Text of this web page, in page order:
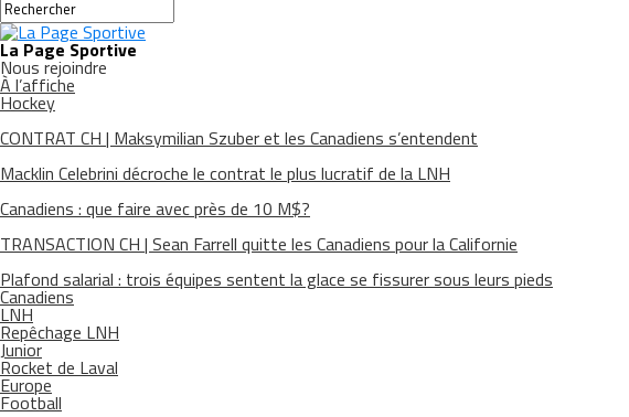
La Page Sportive
Nous rejoindre
À l’affiche
Hockey
CONTRAT CH | Maksymilian Szuber et les Canadiens s’entendent
Macklin Celebrini décroche le contrat le plus lucratif de la LNH
Canadiens : que faire avec près de 10 M$?
TRANSACTION CH | Sean Farrell quitte les Canadiens pour la Californie
Plafond salarial : trois équipes sentent la glace se fissurer sous leurs pieds
Canadiens
LNH
Repêchage LNH
Junior
Rocket de Laval
Europe
Football